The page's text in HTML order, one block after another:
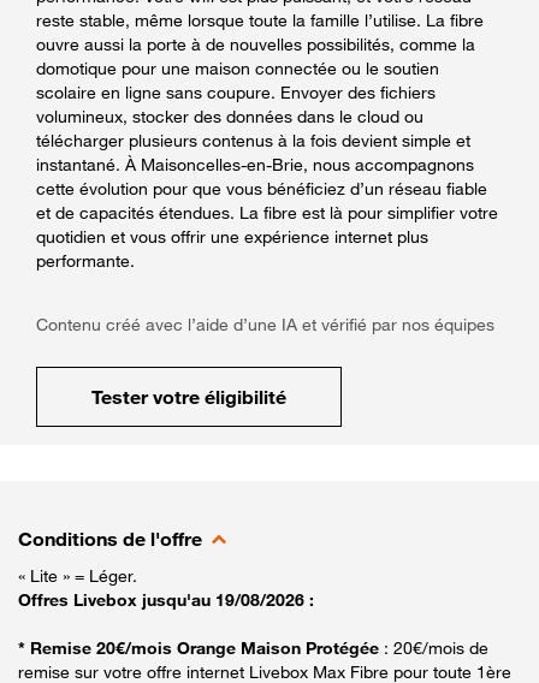
reste stable, même lorsque toute la famille l’utilise. La fibre
ouvre aussi la porte à de nouvelles possibilités, comme la
domotique pour une maison connectée ou le soutien
scolaire en ligne sans coupure. Envoyer des fichiers
volumineux, stocker des données dans le cloud ou
télécharger plusieurs contenus à la fois devient simple et
instantané. À Maisoncelles-en-Brie, nous accompagnons
cette évolution pour que vous bénéficiez d’un réseau fiable
et de capacités étendues. La fibre est là pour simplifier votre
quotidien et vous offrir une expérience internet plus
performante.
Contenu créé avec l’aide d’une IA et vérifié par nos équipes
Tester votre éligibilité
Conditions de l'offre
« Lite » = Léger.
Offres Livebox jusqu'au 19/08/2026 :
* Remise 20€/mois Orange Maison Protégée : 20€/mois de
remise sur votre offre internet Livebox Max Fibre pour toute 1ère